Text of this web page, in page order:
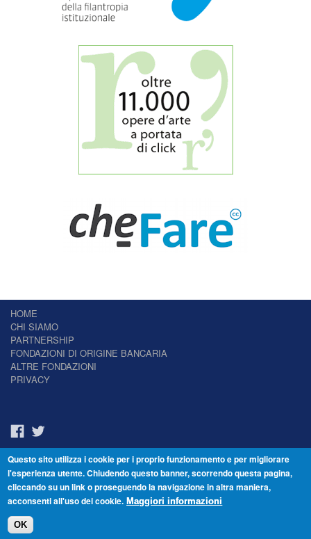
HOME
CHI SIAMO
PARTNERSHIP
FONDAZIONI DI ORIGINE BANCARIA
ALTRE FONDAZIONI
PRIVACY
Il Giornale delle Fondazioni - Periodico telematico
Reg. Tribunale n.7 del 22/07/2014 – ISSN 2421-2466
© Fondazione Venezia 2000 - Dorsoduro 3488/U - 30123 Venezia - Italia -
Questo sito utilizza i cookie per i proprio funzionamento e per migliorare
l'esperienza utente. Chiudendo questo banner, scorrendo questa pagina,
cliccando su un link o proseguendo la navigazione in altra maniera,
acconsenti all'uso dei cookie. Maggiori informazioni
OK